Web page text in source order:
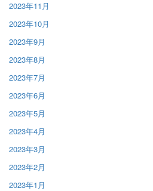
2023年11月
2023年10月
2023年9月
2023年8月
2023年7月
2023年6月
2023年5月
2023年4月
2023年3月
2023年2月
2023年1月